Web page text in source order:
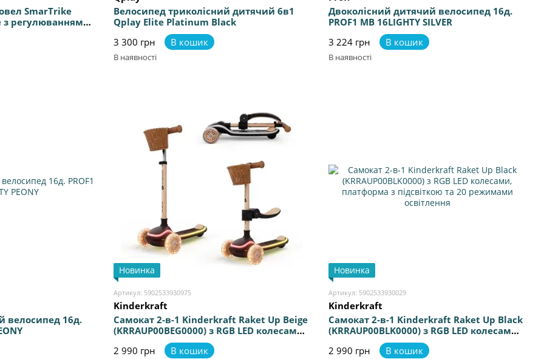
SmarTrike
регулюванням
коліс
Велосипед триколісний дитячий 6в1
Qplay Elite Platinum Black
3 300 грн
В кошик
В наявності
Двоколісний дитячий велосипед 16д.
PROF1 MB 16LIGHTY SILVER
3 224 грн
В кошик
В наявності
велосипед 16д.
Новинка
Артикул: 5902533930975
Kinderkraft
Самокат 2-в-1 Kinderkraft Raket Up Beige
(KRRAUP00BEG0000) з RGB LED колесами,
платформа з підсвіткою та 20
режимами освітлення
2 990 грн В кошик
Новинка
Артикул: 5902533930029
Kinderkraft
Самокат 2-в-1 Kinderkraft Raket Up Black
(KRRAUP00BLK0000) з RGB LED колесами,
платформа з підсвіткою та 20
режимами освітлення
2 990 грн В кошик